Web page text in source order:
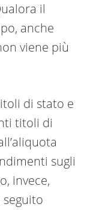
il
anche
viene più
di stato e
titoli di
sugli
invece,
seguito